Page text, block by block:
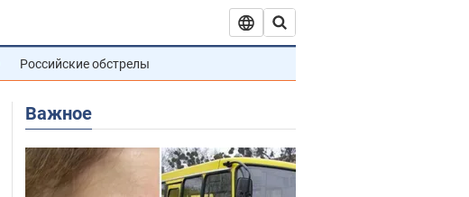
Российские обстрелы
Важное